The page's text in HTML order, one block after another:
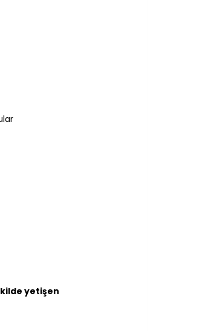
yetişen